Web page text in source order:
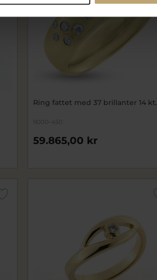
Ring fattet med 37 brillanter 14 kt.
9000-450
59.865,00 kr